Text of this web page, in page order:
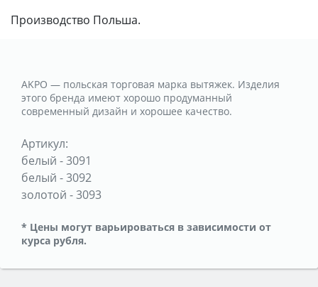
Производство Польша.
AKPO — польская торговая марка вытяжек. Изделия
этого бренда имеют хорошо продуманный
современный дизайн и хорошее качество.
Артикул:
белый -3091
белый -3092
золотой -3093
* Цены могут варьироваться в зависимости от
курса рубля.